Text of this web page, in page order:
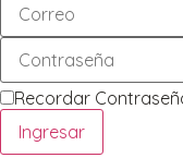
Recordar
Ingresar